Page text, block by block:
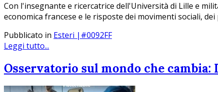
Con l'insegnante e ricercatrice dell'Università di Lille e
economica francese e le risposte dei movimenti sociali,
Pubblicato in Esteri |#0092FF
Leggi tutto...
Osservatorio sul mondo che